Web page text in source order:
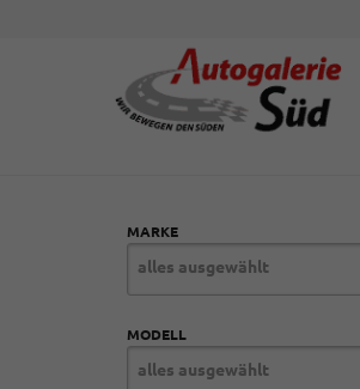
MARKE
alles ausgewählt
MODELL
alles ausgewählt